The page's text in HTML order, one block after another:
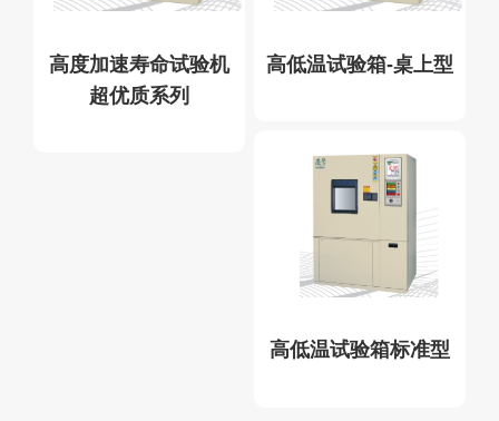
高度加速寿命试验机
超优质系列
高低温试验箱-桌上型
高低温试验箱标准型